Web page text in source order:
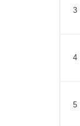
3
4
5